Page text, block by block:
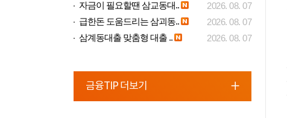
자금이 필요할땐 삼교동대..
2026. 08. 07
급한돈 도움드리는 삼괴동..
2026. 08. 07
삼계동대출 맞춤형 대출 ..
2026. 08. 07
금융TIP 더보기